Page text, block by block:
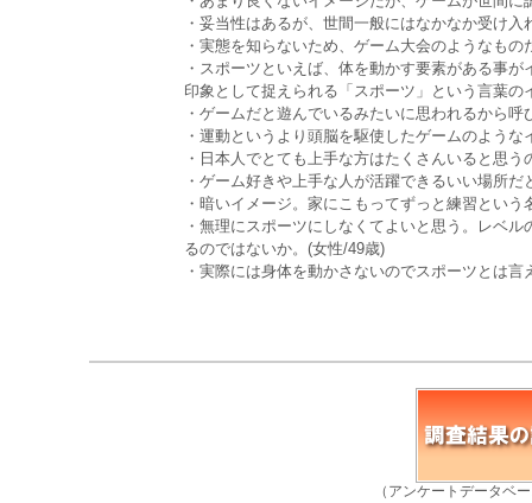
・妥当性はあるが、世間一般にはなかなか受け
・実態を知らないため、ゲーム大会のようなも
・スポーツといえば、体を動かす要素がある事
印象として捉えられる「スポーツ」という言葉
・ゲームだと遊んでいるみたいに思われるから
・運動というより頭脳を駆使したゲームのような
・日本人でとても上手な方はたくさんいると思
・ゲーム好きや上手な人が活躍できるいい場所だ
・暗いイメージ。家にこもってずっと練習とい
・無理にスポーツにしなくてよいと思う。レベ
るのではないか。(女性/49歳)
・実際には身体を動かさないのでスポーツとは言
（アンケートデータベ